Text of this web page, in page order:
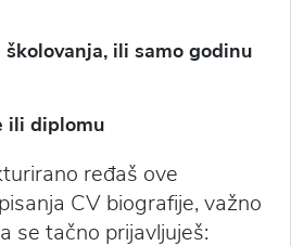
ili samo godinu
ili diplomu
ređaš ove
CV biografije, važno
se tačno prijavljuješ: